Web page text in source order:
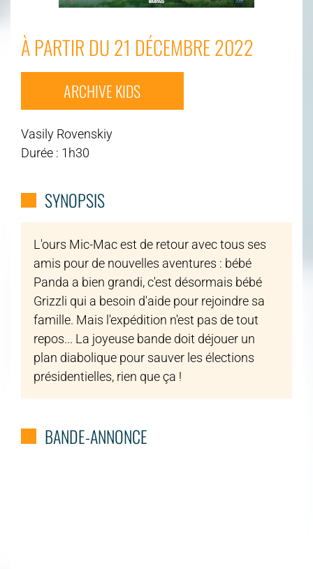
À PARTIR DU 21 DÉCEMBRE 2022
ARCHIVE KIDS
Vasily Rovenskiy
Durée : 1h30
SYNOPSIS
L'ours Mic-Mac est de retour avec tous ses
amis pour de nouvelles aventures : bébé
Panda a bien grandi, c'est désormais bébé
Grizzli qui a besoin d'aide pour rejoindre sa
famille. Mais l'expédition n'est pas de tout
repos... La joyeuse bande doit déjouer un
plan diabolique pour sauver les élections
présidentielles, rien que ça !
BANDE-ANNONCE